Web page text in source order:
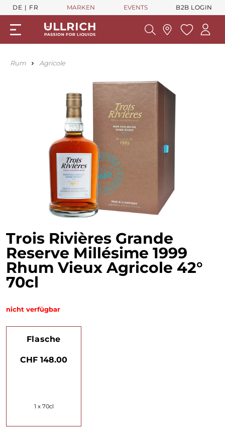
DE FR MARKEN EVENTS B2B LOGIN
Rum Agricole
Trois Rivières Grande
Reserve Millésime 1999
Rhum Vieux Agricole 42°
70cl
nicht verfügbar
Flasche
CHF 148.00
1 x 70cl